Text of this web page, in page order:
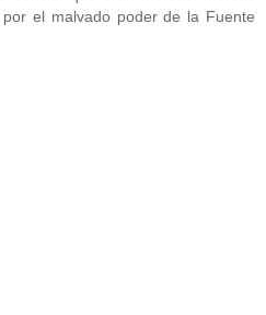
el malvado poder de la Fuente